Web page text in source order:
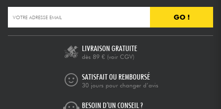
GO !
LIVRAISON GRATUITE
dès 89 € (voir CGV)
SATISFAIT OU REMBOURSÉ
30 jours pour changer d’avis
BESOIN D’UN CONSEIL ?